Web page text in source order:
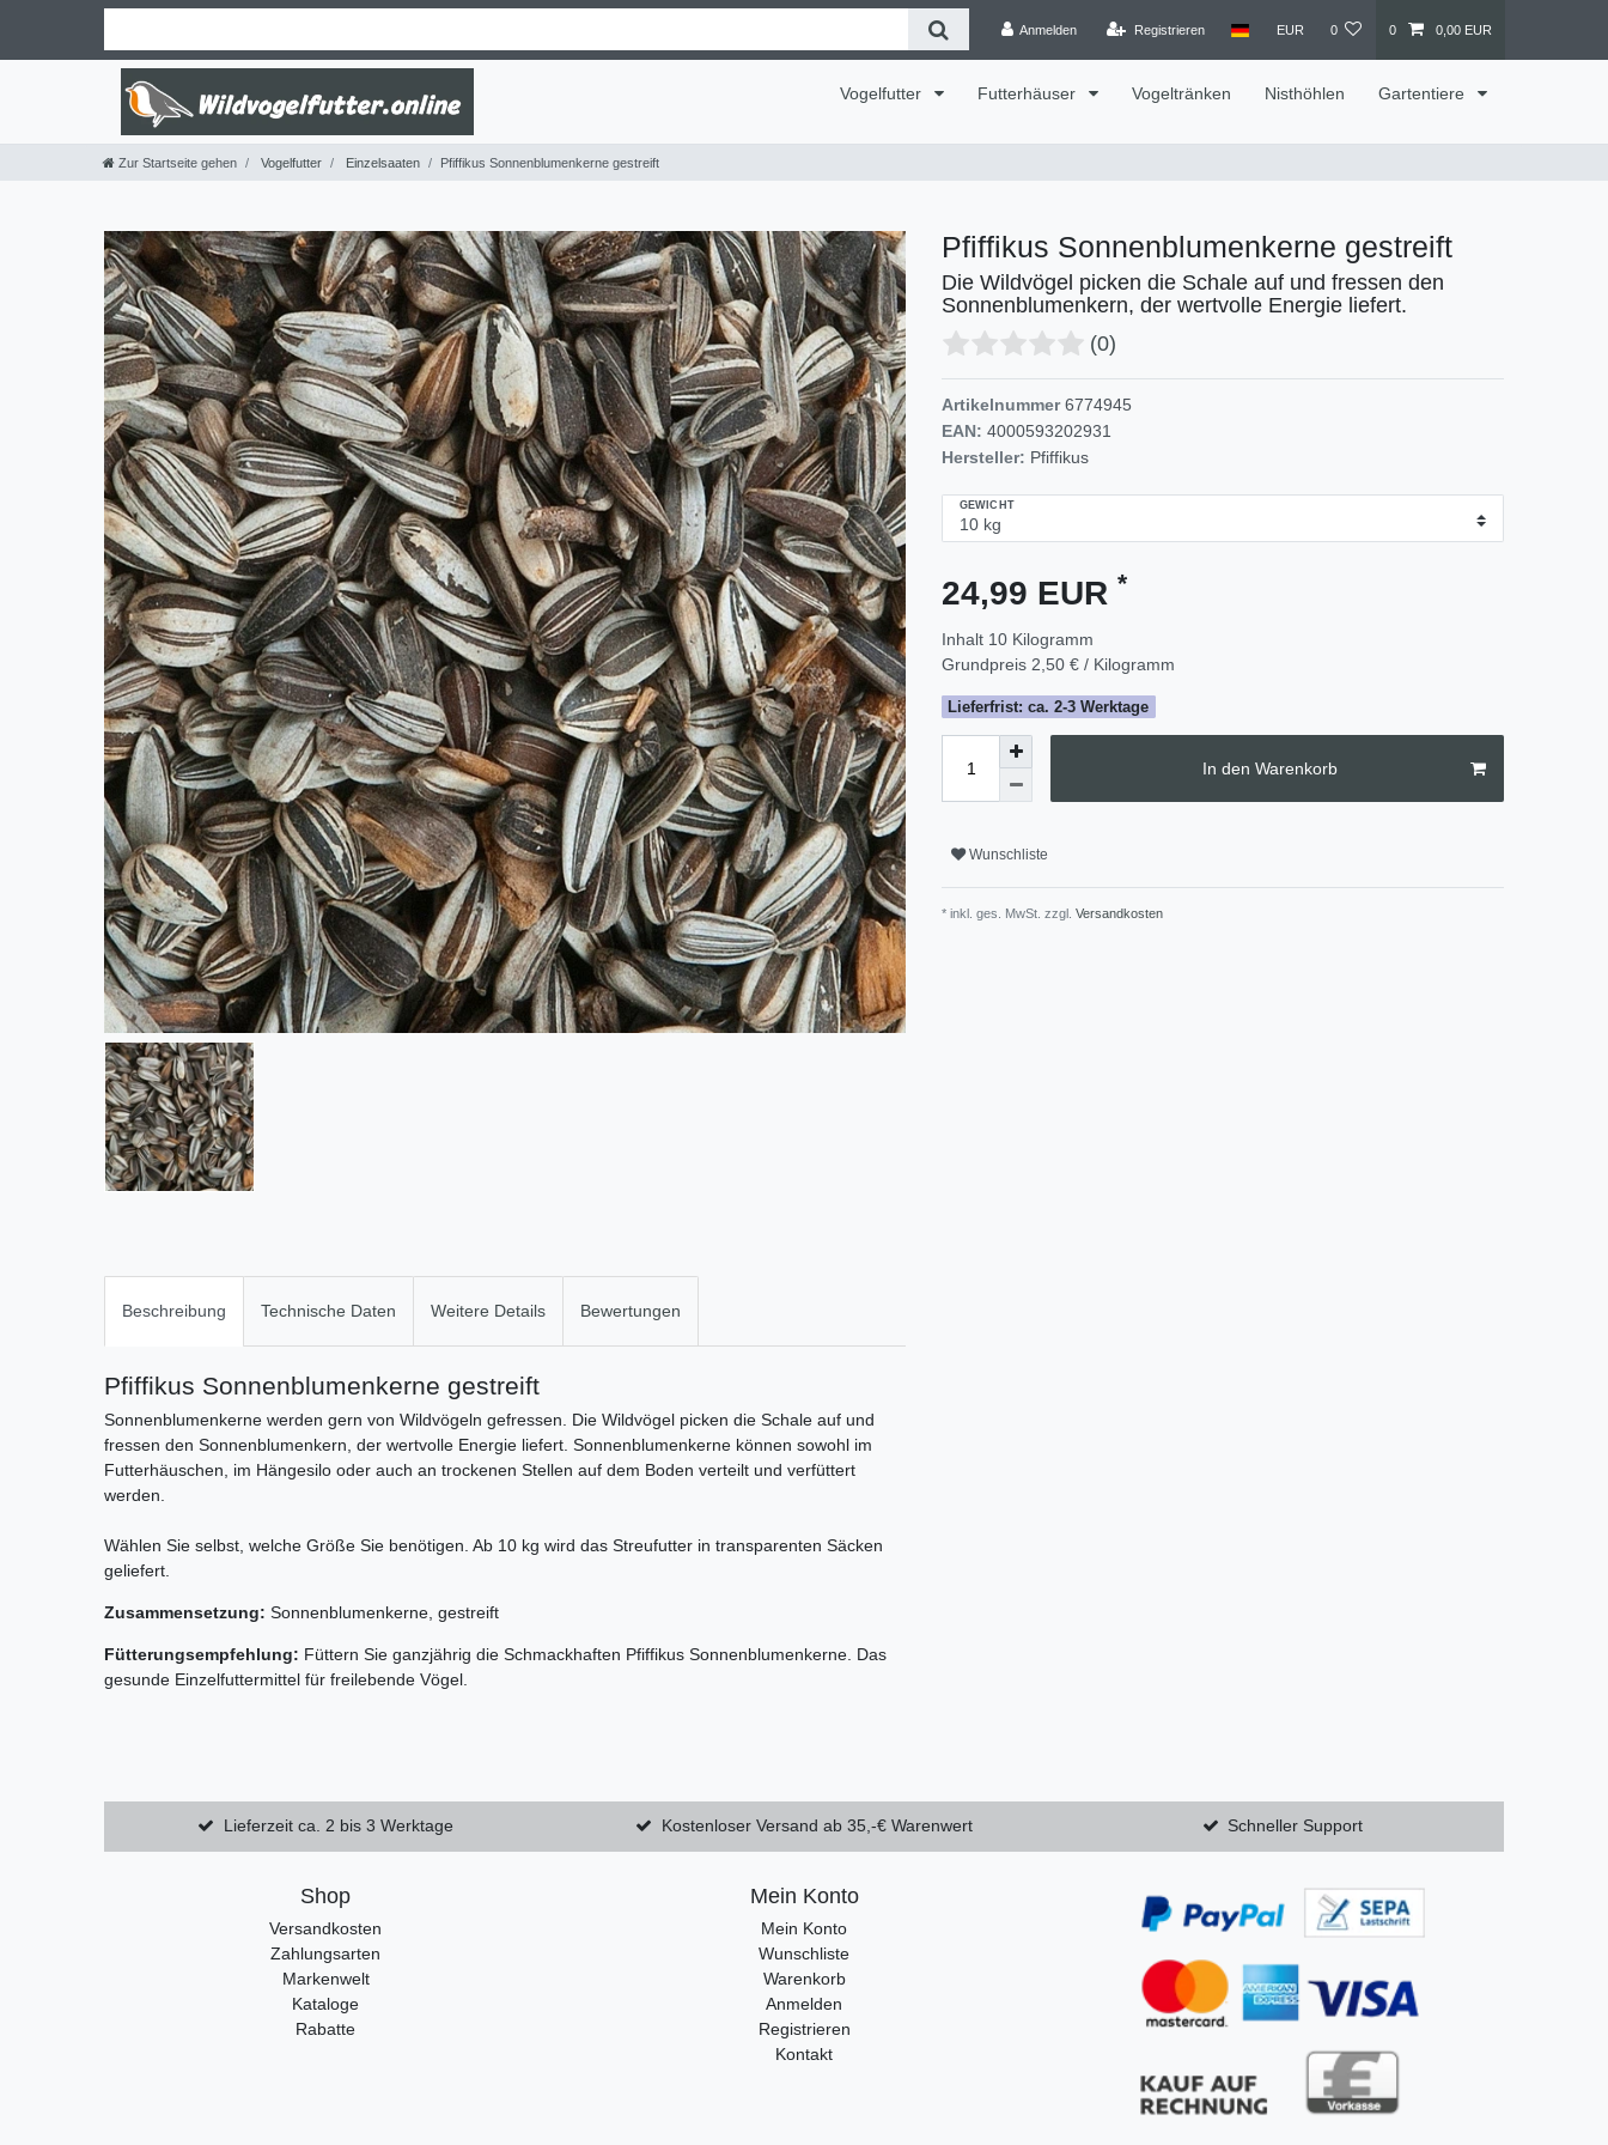
Anmelden Registrieren EUR 0 0 0,00 EUR
Vogelfutter Futterhäuser Vogeltränken Nisthöhlen Gartentiere
Zur Startseite gehen Vogelfutter Einzelsaaten Pfiffikus Sonnenblumenkerne gestreift
Pfiffikus Sonnenblumenkerne gestreift
Die Wildvögel picken die Schale auf und fressen den
Sonnenblumenkern, der wertvolle Energie liefert.
(0)
Artikelnummer6774945
EAN: 4000593202931
Hersteller: Pfiffikus
GEWICHT
24,99 EUR *
Inhalt 10 Kilogramm
Grundpreis 2,50 € / Kilogramm
Lieferfrist: ca. 2-3 Werktage
In den Warenkorb
Wunschliste
* inkl. ges. MwSt. zzgl. Versandkosten
Beschreibung Technische Daten Weitere Details Bewertungen
Pfiffikus Sonnenblumenkerne gestreift
Sonnenblumenkerne werden gern von Wildvögeln gefressen. Die Wildvögel picken die Schale auf und
fressen den Sonnenblumenkern, der wertvolle Energie liefert. Sonnenblumenkerne können sowohl im
Futterhäuschen, im Hängesilo oder auch an trockenen Stellen auf dem Boden verteilt und verfüttert
werden.
Wählen Sie selbst, welche Größe Sie benötigen. Ab 10 kg wird das Streufutter in transparenten Säcken
geliefert.
Zusammensetzung: Sonnenblumenkerne, gestreift
Fütterungsempfehlung: Füttern Sie ganzjährig die Schmackhaften Pfiffikus Sonnenblumenkerne. Das
gesunde Einzelfuttermittel für freilebende Vögel.
Lieferzeit ca. 2 bis 3 Werktage Kostenloser Versand ab 35,-€ Warenwert Schneller Support
Shop
Versandkosten
Zahlungsarten
Markenwelt
Kataloge
Rabatte
Mein Konto
Mein Konto
Wunschliste
Warenkorb
Anmelden
Registrieren
Kontakt